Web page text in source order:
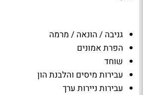
גניבה / הונאה / מרמה
הפרת אמונים
שוחד
עבירות מיסים והלבנת הון
עבירות ניירות ערך